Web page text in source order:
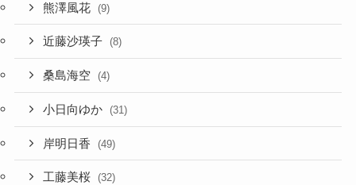
熊澤風花 (9)
近藤沙瑛子 (8)
桑島海空 (4)
小日向ゆか (31)
岸明日香 (49)
工藤美桜 (32)